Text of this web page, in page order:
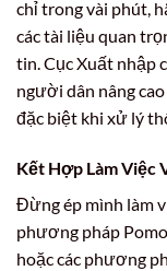
chỉ trong vài phút,
các tài liệu quan
tin. Cục Xuất nhập
người dân nâng
đặc biệt khi xử lý
Kết Hợp Làm Việc
Đừng ép mình làm
phương pháp
hoặc các phương